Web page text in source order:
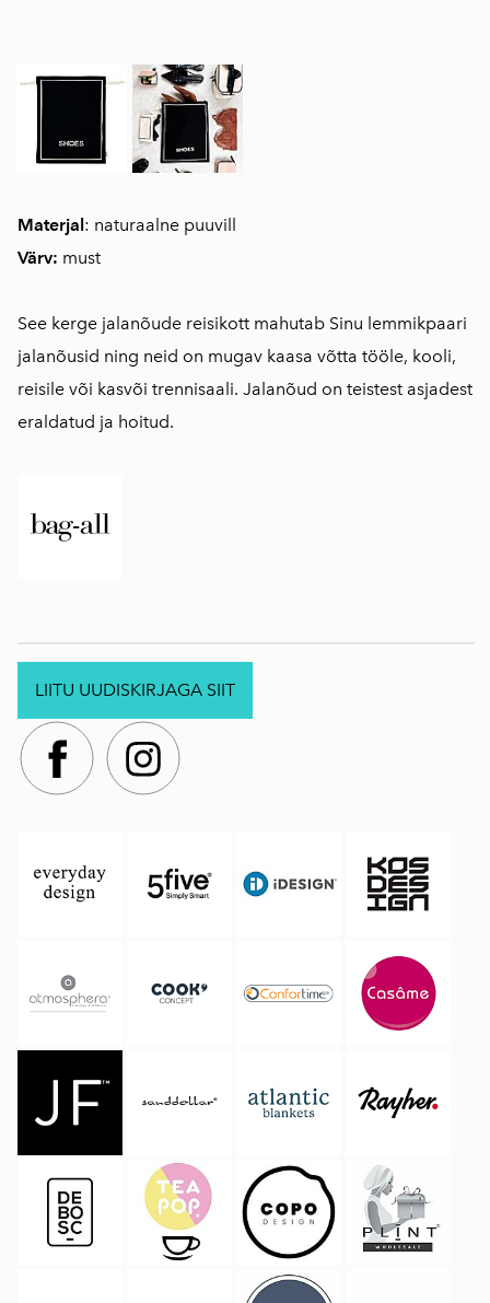
Materjal : naturaalne puuvill
Värv: must
See kerge jalanõude reisikott mahutab Sinu lemmikpaari
jalanõusid ning neid on mugav kaasa võtta tööle, kooli,
reisile või kasvõi trennisaali. Jalanõud on teistest asjadest
eraldatud ja hoitud.
LIITU UUDISKIRJAGA SIIT